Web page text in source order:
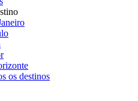
os destinos